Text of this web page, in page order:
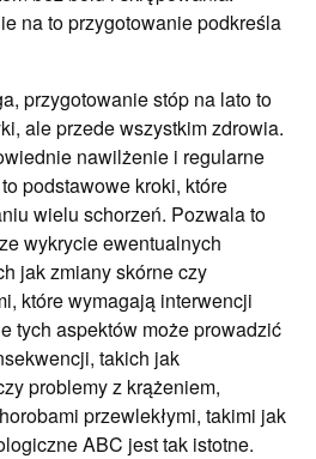
na to przygotowanie podkreśla
przygotowanie stóp na lato to
ale przede wszystkim zdrowia.
nawilżenie i regularne
podstawowe kroki, które
wielu schorzeń. Pozwala to
wykrycie ewentualnych
jak zmiany skórne czy
które wymagają interwencji
tych aspektów może prowadzić
takich jak
problemy z krążeniem,
przewlekłymi, takimi jak
ABC jest tak istotne.